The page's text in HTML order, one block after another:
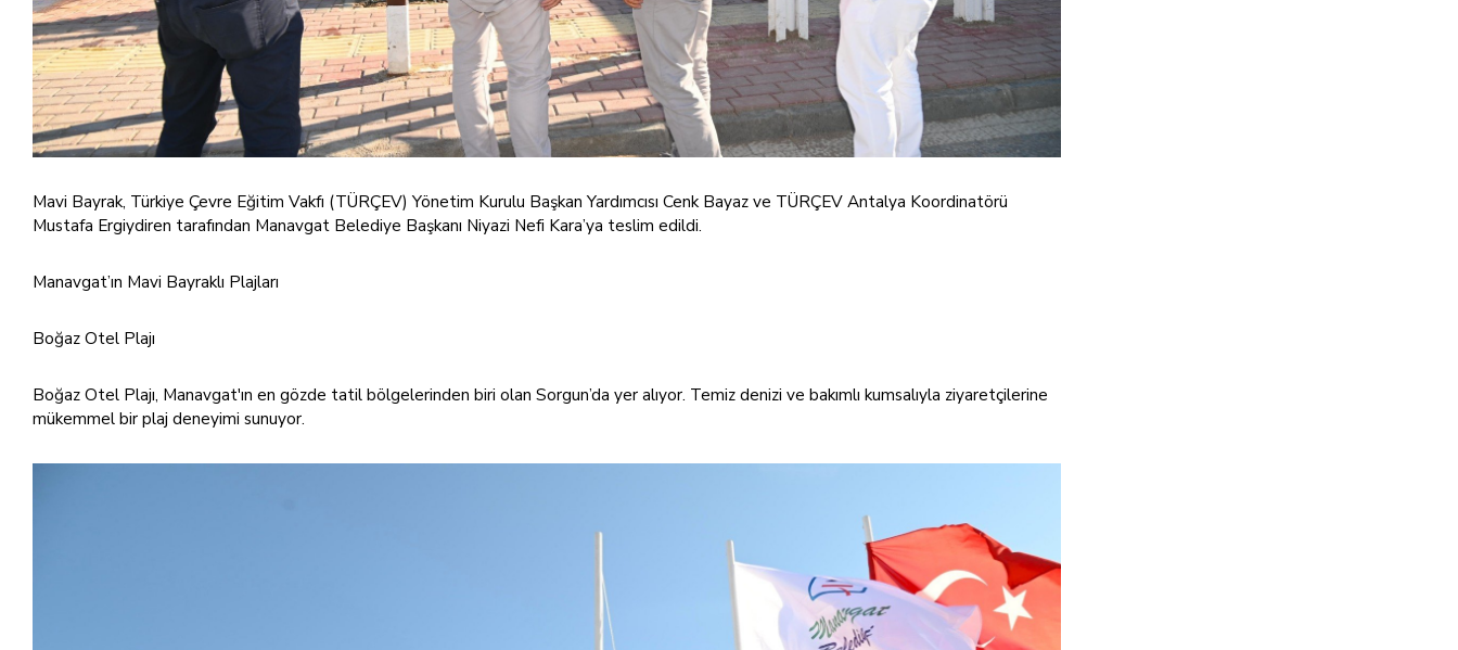
Mavi Bayrak, Türkiye Çevre Eğitim Vakfı (TÜRÇEV) Yönetim Kurulu Başkan Yardımcısı Cenk Bayaz ve TÜRÇEV Antalya Koordinatörü
Mustafa Ergiydiren tarafından Manavgat Belediye Başkanı Niyazi Nefi Kara’ya teslim edildi.
Manavgat’ın Mavi Bayraklı Plajları
Boğaz Otel Plajı
Boğaz Otel Plajı, Manavgat'ın en gözde tatil bölgelerinden biri olan Sorgun’da yer alıyor. Temiz denizi ve bakımlı kumsalıyla ziyaretçilerine
mükemmel bir plaj deneyimi sunuyor.